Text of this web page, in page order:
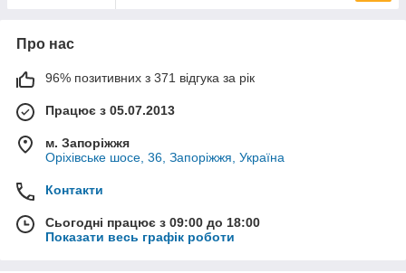
Про нас
96% позитивних з 371 відгука за рік
Працює з 05.07.2013
м. Запоріжжя
Оріхівське шосе, 36, Запоріжжя, Україна
Контакти
Сьогодні працює з 09:00 до 18:00
Показати весь графік роботи